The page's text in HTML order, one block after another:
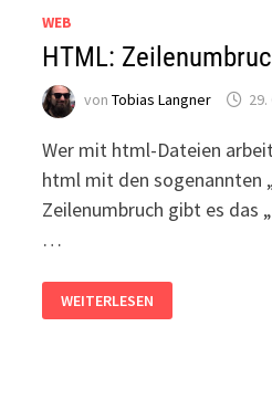
IN
WEB
HTML:
vonTobias Langner
Wer mit html-Dateien
html mit den sogenannten
Zeilenumbruch gibt es das
…
ZEILENUMBRUCH
MIT
WEITERLESEN